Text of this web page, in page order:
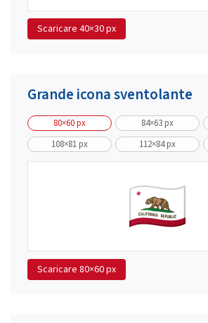
Scaricare 40×30 px
Grande icona sventolante
80×60 px 84×63 px
108×81 px
112×84 px
Scaricare 80×60 px